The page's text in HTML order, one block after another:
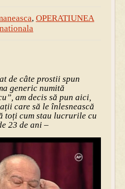
, OPERATIUNEA
de câte prostii spun
generic numită
am decis să pun aici,
care să le înlesnească
toți cum stau lucrurile cu
23 de ani –